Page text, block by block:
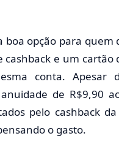
boa opção para quem
cashback e um cartão
conta. Apesar
de R$9,90
pelo cashback
o gasto.